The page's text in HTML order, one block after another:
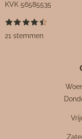
KVK 56585535
R
a
1
t
2
t
3
t
4
t
5
t
S
21 stemmen